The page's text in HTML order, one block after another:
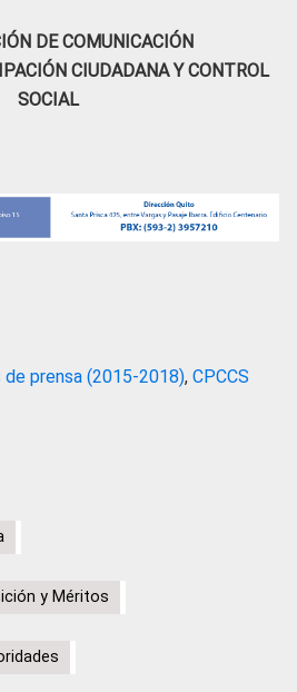
DE COMUNICACIÓN
CIUDADANA Y CONTROL
SOCIAL
prensa (2015-2018), CPCCS
y Méritos